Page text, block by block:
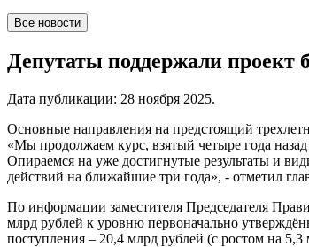
Все новости
Депутаты поддержали проект
Дата публикации: 28 ноября 2025.
Основные направления на предстоящий
«Мы продолжаем курс, взятый четыре года
Опираемся на уже достигнутые результаты и
действий на ближайшие три года», - отметил
По информации заместителя Председателя
млрд рублей к уровню первоначально
поступления – 20,4 млрд рублей (с ростом на 5,3